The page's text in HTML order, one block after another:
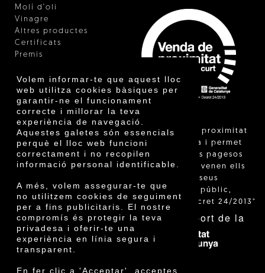
Volem informar-te que aquest lloc
web utilitza cookies bàsiques per
garantir-ne el funcionament
correcte i millorar la teva
experiència de navegació.
Aquestes galetes són essencials
perquè el lloc web funcioni
correctament i no recopilen
informació personal identificable.
A més, volem assegurar-te que
no utilitzem cookies de seguiment
per a fins publicitaris. El nostre
compromís és protegir la teva
privadesa i oferir-te una
experiència en línia segura i
transparent.
En fer clic a 'Acceptar', acceptes
Molí d'oli
Vinagre
Altres productes
Certificats
Premis
"La venda de proximitat
està regulada i permet
identificar els pagesos
catalans que venen ells
mateixos els seus
productes al públic,
segons el Decret 24/2013"
Amb el suport de la